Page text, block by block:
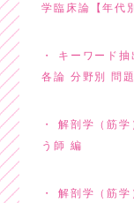
学臨床論【年代
キーワード
各論 分野別 問
解剖学（筋
う師 編
解剖学（筋